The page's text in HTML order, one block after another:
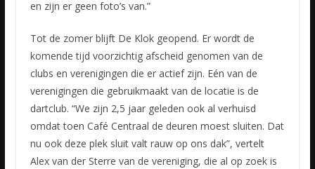
en zijn er geen foto’s van.”
Tot de zomer blijft De Klok geopend. Er wordt de
komende tijd voorzichtig afscheid genomen van de
clubs en verenigingen die er actief zijn. Eén van de
verenigingen die gebruikmaakt van de locatie is de
dartclub. “We zijn 2,5 jaar geleden ook al verhuisd
omdat toen Café Centraal de deuren moest sluiten. Dat
nu ook deze plek sluit valt rauw op ons dak”, vertelt
Alex van der Sterre van de vereniging, die al op zoek is